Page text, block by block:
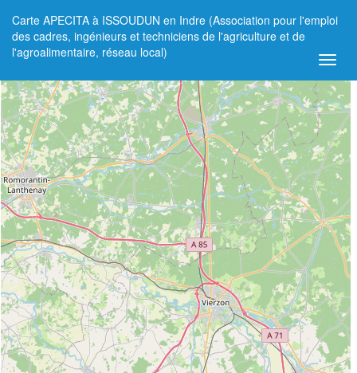
Carte APECITA à ISSOUDUN en Indre (Association pour l'emploi
des cadres, ingénieurs et techniciens de l'agriculture et de
l'agroalimentaire, réseau local)
+
−